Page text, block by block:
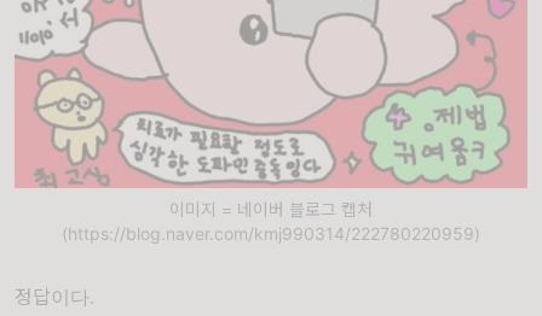
이미지 = 네이버 블로그 캡처
(https://blog.naver.com/kmj990314/222780220959)
정답이다.